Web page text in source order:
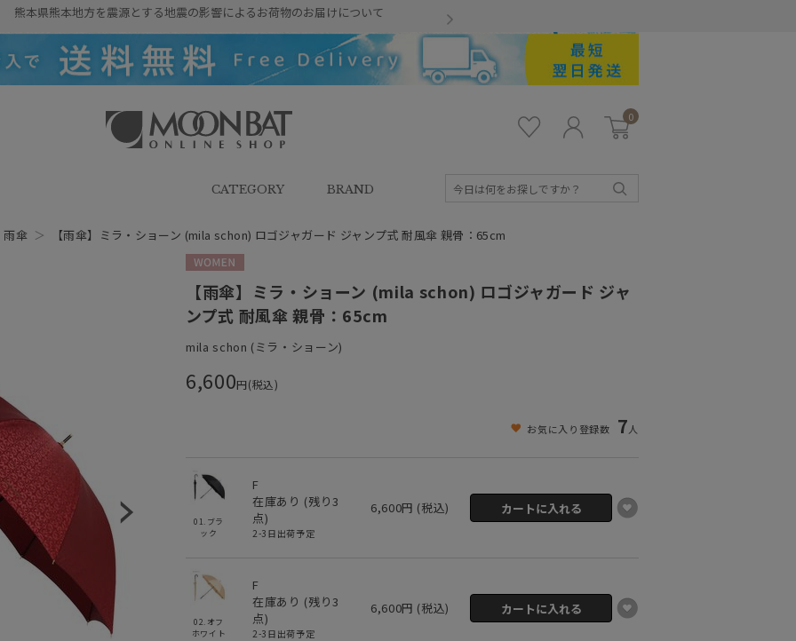
熊本県熊本地方を震源とする地震の影響によるお荷物のお届けについて
SHOP（ムーンバットオンラインシ
イ
ン
0
CATEGORY BRAND
雨傘 ＞ 【雨傘】ミラ・ショーン (mila schon) ロゴジャガード ジャンプ式 耐風傘 親骨：65cm
【雨傘】ミラ・ショーン (mila schon) ロゴジャガード ジャ
ンプ式 耐風傘 親骨：65cm
mila schon (ミラ・ショーン)
6,600円(税込)
お気に入り登録数 7人
01.ブラ
ック
F
在庫あり (残り3
点)
2-3日出荷予定
6,600円 (税込)
02.オフ
ホワイト
F
在庫あり (残り3
点)
2-3日出荷予定
6,600円 (税込)